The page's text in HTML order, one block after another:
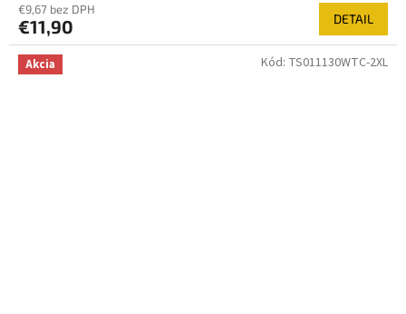
€9,67 bez DPH
€11,90 DETAIL
Akcia Kód: TS011130WTC-2XL